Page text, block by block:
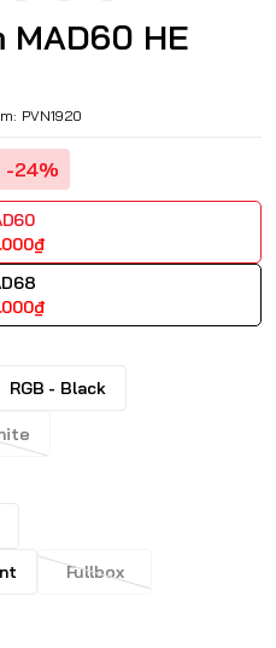
MAD60 HE
PVN1920
-24%
RGB - Black
Fullbox